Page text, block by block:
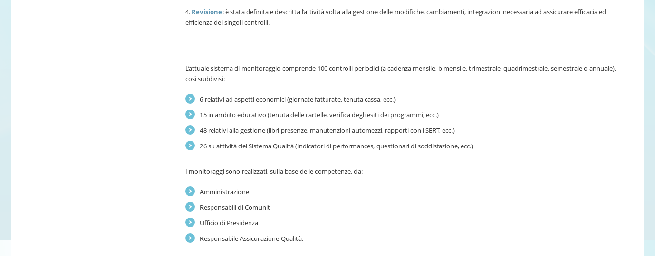
Revisione: è stata definita e descritta l’attività volta alla gestione delle modifiche, cambiamenti, integrazioni necessaria ad assicurare efficacia ed
efficienza dei singoli controlli.
L’attuale sistema di monitoraggio comprende 100 controlli periodici (a cadenza mensile, bimensile, trimestrale, quadrimestrale, semestrale o annuale),
così suddivisi:
6 relativi ad aspetti economici (giornate fatturate, tenuta cassa, ecc.)
15 in ambito educativo (tenuta delle cartelle, verifica degli esiti dei programmi, ecc.)
48 relativi alla gestione (libri presenze, manutenzioni automezzi, rapporti con i SERT, ecc.)
26 su attività del Sistema Qualità (indicatori di performances, questionari di soddisfazione, ecc.)
I monitoraggi sono realizzati, sulla base delle competenze, da:
Amministrazione
Responsabili di Comunit
Ufficio di Presidenza
Responsabile Assicurazione Qualità.